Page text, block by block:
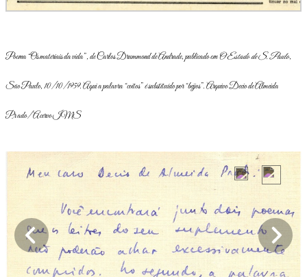
Poema “Os materiais da vida”, de Carlos Drummond de Andrade, publicado emO Estado de S. Paulo,
São Paulo, 10/10/1959. Aqui a palavra “coitos” é substituído por “beijos”. Arquivo Decio de Almeida
Prado/ Acervo IMS